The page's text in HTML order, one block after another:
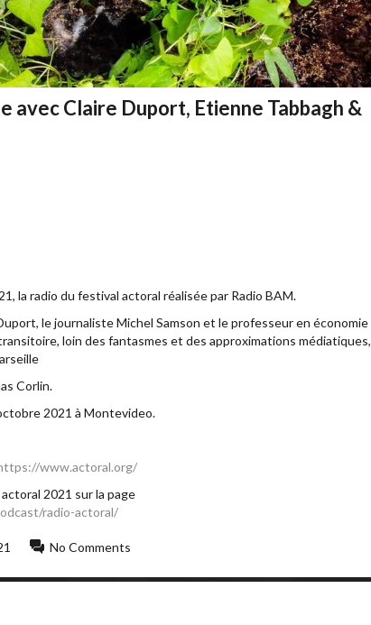
avec Claire Duport, Etienne Tabbagh &
la radio du festival actoral réalisée par Radio BAM.
le journaliste Michel Samson et le professeur en économie
loin des fantasmes et des approximations médiatiques,
Corlin.
2021 à Montevideo.
www.actoral.org/
2021 sur la page
radio-actoral/
No Comments